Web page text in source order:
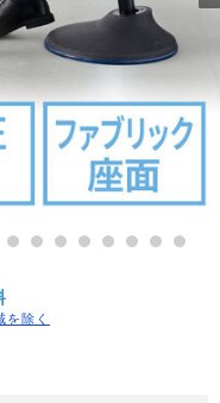
12 13 14 15 16 17 18 19
除く